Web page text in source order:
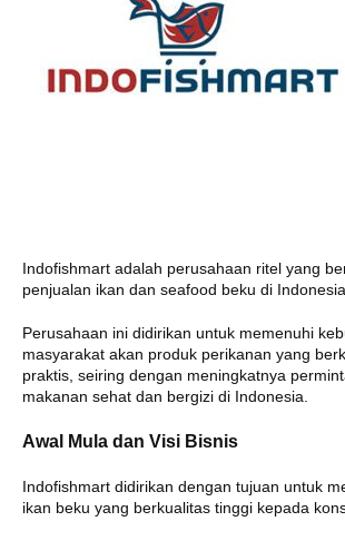
Indofishmart adalah perusahaan ritel yang
penjualan ikan dan seafood beku di
Perusahaan ini didirikan untuk memenuhi
masyarakat akan produk perikanan yang
praktis, seiring dengan meningkatnya
makanan sehat dan bergizi di Indonesia.
Awal Mula dan Visi Bisnis
Indofishmart didirikan dengan tujuan untuk
ikan beku yang berkualitas tinggi kepada